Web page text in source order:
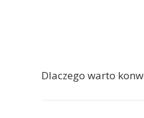
Dlaczego warto